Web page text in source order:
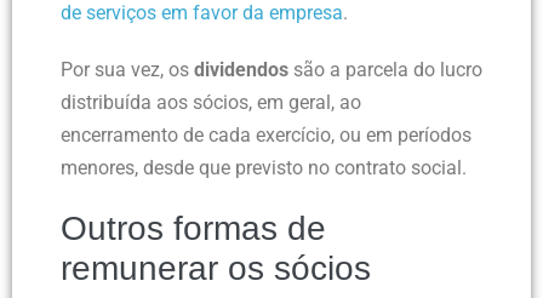
de serviços em favor da empresa.
Por sua vez, os dividendos são a parcela do lucro
distribuída aos sócios, em geral, ao
encerramento de cada exercício, ou em períodos
menores, desde que previsto no contrato social.
Outros formas de
remunerar os sócios